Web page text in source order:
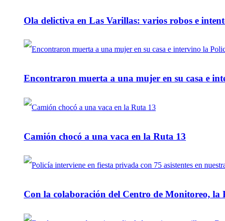
Ola delictiva en Las Varillas: varios robos e
Encontraron muerta a una mujer en su casa e
Camión chocó a una vaca en la Ruta 13
Con la colaboración del Centro de Monitoreo,